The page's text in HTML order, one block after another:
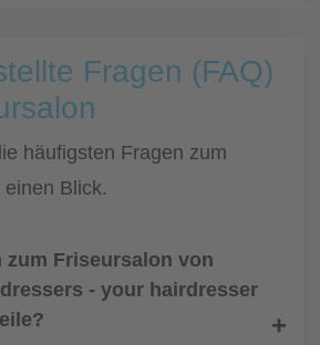
Fragen (FAQ)
häufigsten Fragen zum
Blick.
zum Friseursalon von
- your hairdresser